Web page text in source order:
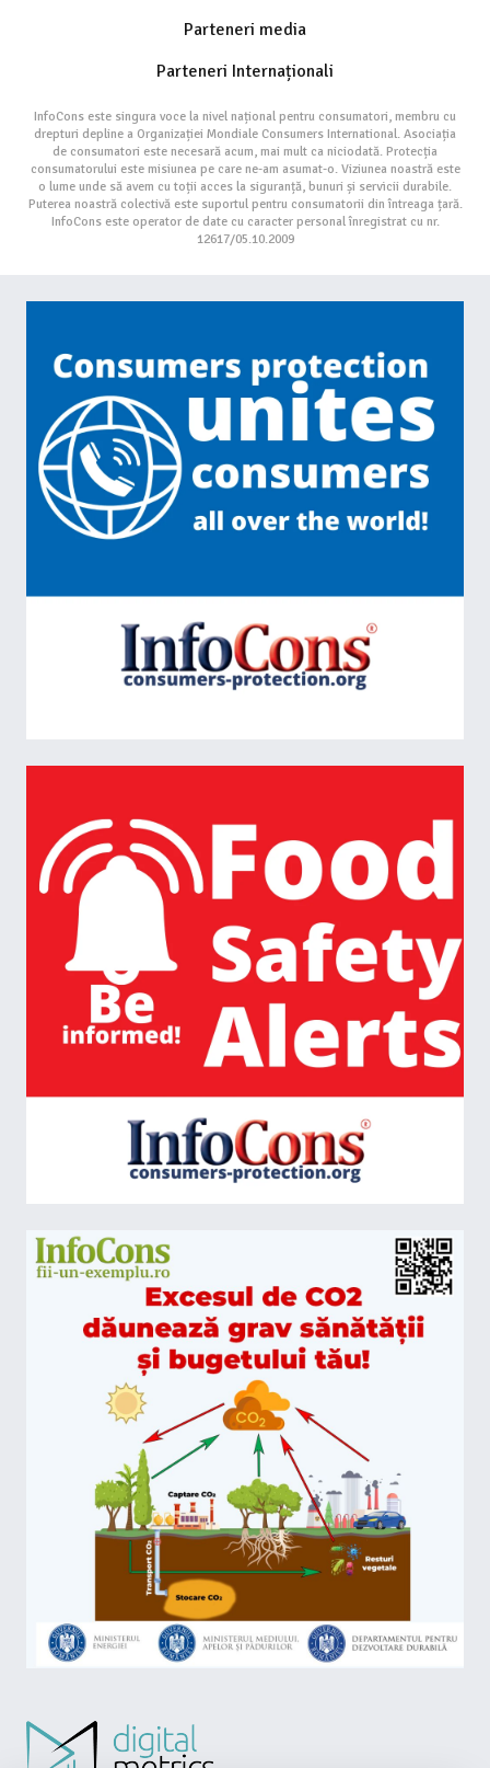
Parteneri media
Parteneri Internaționali
InfoCons este singura voce la nivel național pentru consumatori, membru cu
drepturi depline a Organizației Mondiale Consumers International. Asociația
de consumatori este necesară acum, mai mult ca niciodată. Protecția
consumatorului este misiunea pe care ne-am asumat-o. Viziunea noastră este
o lume unde să avem cu toții acces la siguranță, bunuri și servicii durabile.
Puterea noastră colectivă este suportul pentru consumatorii din întreaga țară.
InfoCons este operator de date cu caracter personal înregistrat cu nr.
12617/05.10.2009